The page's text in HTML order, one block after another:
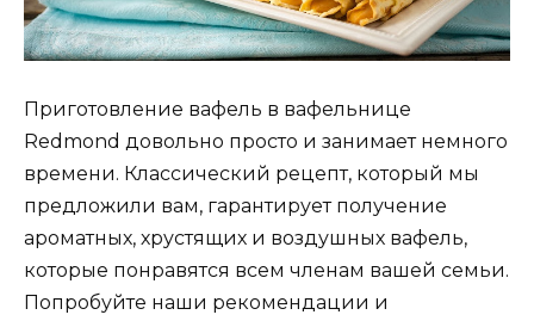
Приготовление вафель в вафельнице
Redmond довольно просто и занимает немного
времени. Классический рецепт, который мы
предложили вам, гарантирует получение
ароматных, хрустящих и воздушных вафель,
которые понравятся всем членам вашей семьи.
Попробуйте наши рекомендации и